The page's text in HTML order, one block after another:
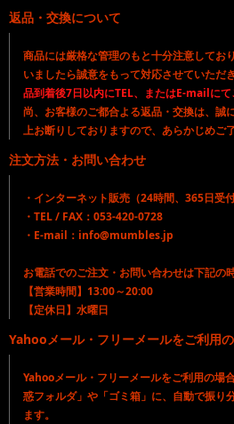
返品・交換について
商品には厳格な管理のもと十分注意してお
いましたら誠意をもって対応させていただき
品到着後7日以内にTEL、またはE-mailにて
尚、お客様のご都合よる返品・交換は、誠
上お断りしておりますので、あらかじめご
注文方法・お問い合わせ
・インターネット販売（24時間、365日受付
・TEL / FAX：053-420-0728
・E-mail：info@mumbles.jp
お電話でのご注文・お問い合わせは下記の
【営業時間】13:00～20:00
【定休日】水曜日
Yahooメール・フリーメールをご利用
Yahooメール・フリーメールをご利用の場
惑フォルダ」や「ゴミ箱」に、自動で振り
ます。